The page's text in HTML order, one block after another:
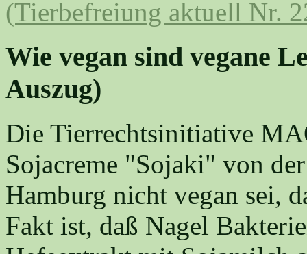
(Tierbefreiung aktuell Nr.
Wie vegan sind vegane
Auszug)
Die Tierrechtsinitiative
Sojacreme "Sojaki" von
Hamburg nicht vegan sei,
Fakt ist, daß Nagel